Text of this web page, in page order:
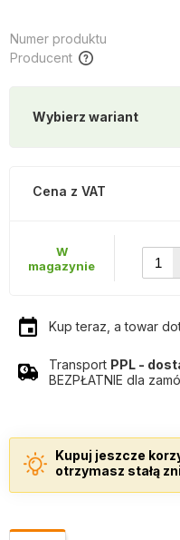
Numer produktu
Producent
Wybierz wariant
Cena z VAT
W
magazynie
Kup teraz, a towar
Transport PPL -
BEZPŁATNIE dla
Kupuj jeszcze
otrzymasz stałą